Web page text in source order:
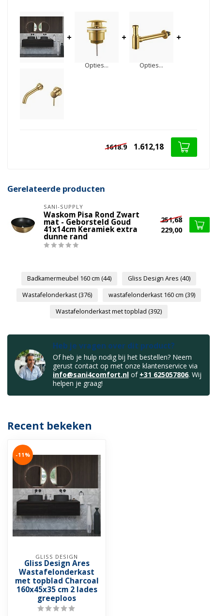
+
Opties...
+
Opties...
+
1618.9 1.612,18
Gerelateerde producten
SANI-SUPPLY
Waskom Pisa Rond Zwart
mat - Geborsteld Goud
41x14cm Keramiek extra
dunne rand
251,68
229,00
Badkamermeubel 160 cm (44) Gliss Design Ares (40)
Wastafelonderkast(376) wastafelonderkast 160 cm (39)
Wastafelonderkast met topblad (392)
Heb je vragen over dit product?
Of heb je hulp nodig bij het bestellen? Neem
gerust contact op met onze klantenservice via
info@sani4comfort.nl of +31 625057806. Wij
helpen je graag!
Recent bekeken
-11%
GLISS DESIGN
Gliss Design Ares
Wastafelonderkast
met topblad Charcoal
160x45x35 cm 2 lades
greeploos